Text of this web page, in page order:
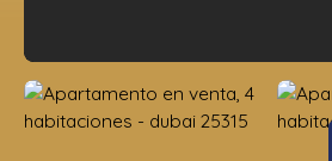
Estimación